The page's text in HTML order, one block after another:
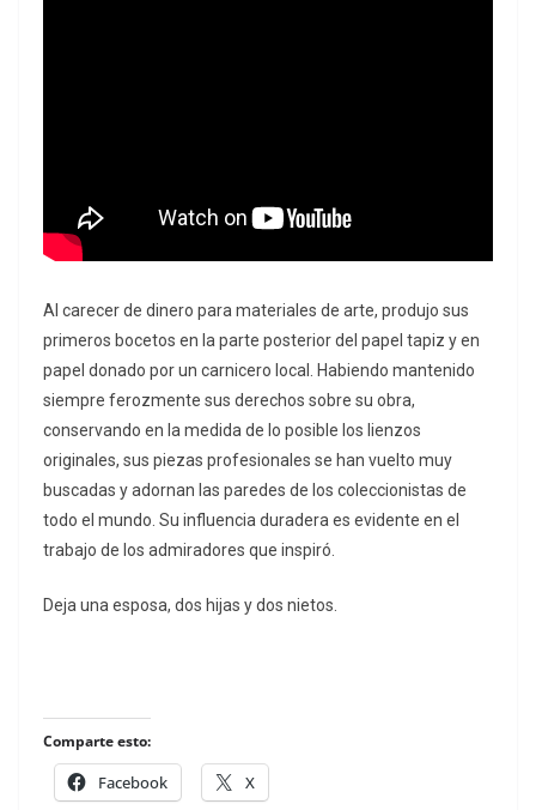
Al carecer de dinero para materiales de arte, produjo sus
primeros bocetos en la parte posterior del papel tapiz y en
papel donado por un carnicero local. Habiendo mantenido
siempre ferozmente sus derechos sobre su obra,
conservando en la medida de lo posible los lienzos
originales, sus piezas profesionales se han vuelto muy
buscadas y adornan las paredes de los coleccionistas de
todo el mundo. Su influencia duradera es evidente en el
trabajo de los admiradores que inspiró.
Deja una esposa, dos hijas y dos nietos.
Comparte esto:
Facebook X